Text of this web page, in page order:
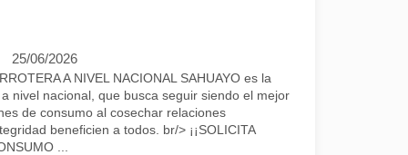
25/06/2026
A NIVEL NACIONAL SAHUAYO es la
nivel nacional, que busca seguir siendo el mejor
de consumo al cosechar relaciones
beneficien a todos. br/> ¡¡SOLICITA
...